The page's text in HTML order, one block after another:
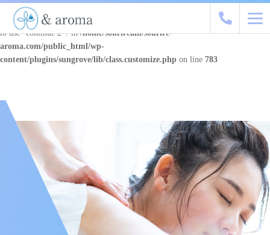
Warning: "continue" targeting switch is equivalent to "break". Did you mean
to use "continue 2"? in/home/souriream/sourire-
aroma.com/public_html/wp-
content/plugins/sungrove/lib/class.customize.php on line 783